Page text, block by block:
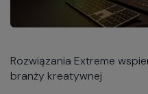
Rozwiązania Extreme
branży kreatywnej